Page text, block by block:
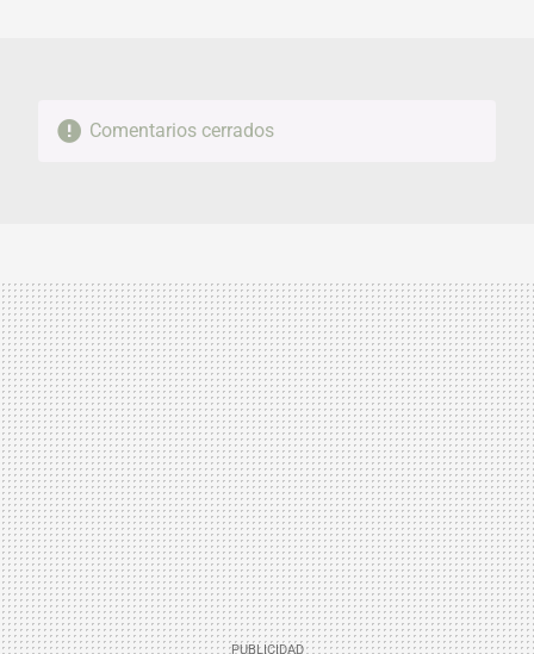
Comentarios cerrados